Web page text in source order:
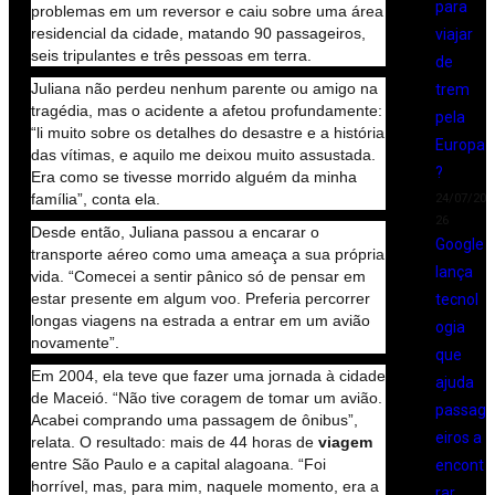
problemas em um reversor e caiu sobre uma área
residencial da cidade, matando 90 passageiros,
seis tripulantes e três pessoas em terra.
Juliana não perdeu nenhum parente ou amigo na
tragédia, mas o acidente a afetou profundamente:
“li muito sobre os detalhes do desastre e a história
das vítimas, e aquilo me deixou muito assustada.
Era como se tivesse morrido alguém da minha
família”, conta ela.
Desde então, Juliana passou a encarar o
transporte aéreo como uma ameaça a sua própria
vida. “Comecei a sentir pânico só de pensar em
estar presente em algum voo. Preferia percorrer
longas viagens na estrada a entrar em um avião
novamente”.
Em 2004, ela teve que fazer uma jornada à cidade
de Maceió. “Não tive coragem de tomar um avião.
Acabei comprando uma passagem de ônibus”,
relata. O resultado: mais de 44 horas de viagem
entre São Paulo e a capital alagoana. “Foi
horrível, mas, para mim, naquele momento, era a
para
viajar
de
trem
pela
Europa
?
24/07/20
26
Google
lança
tecnol
ogia
que
ajuda
passag
eiros a
encont